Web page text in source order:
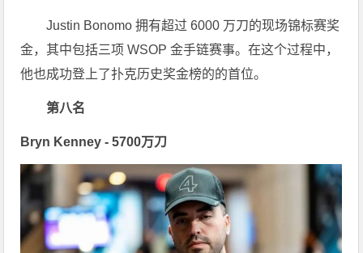
Justin Bonomo 拥有超过 6000 万刀的现场锦标赛奖
金，其中包括三项 WSOP 金手链赛事。在这个过程中，
他也成功登上了扑克历史奖金榜的的首位。
第八名
Bryn Kenney -5700万刀